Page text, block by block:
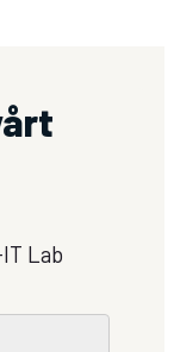
Lab